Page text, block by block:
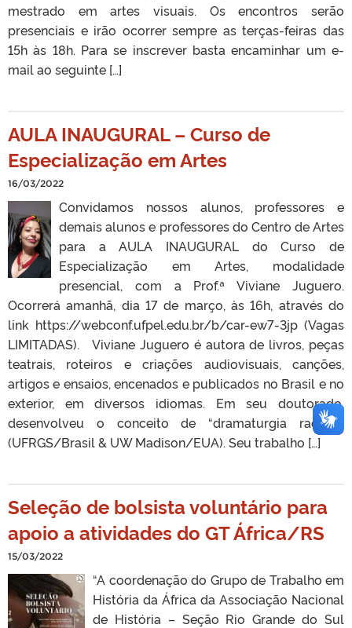
mestrado em artes visuais. Os encontros serão
presenciais e irão ocorrer sempre as terças-feiras das
15h às 18h. Para se inscrever basta encaminhar um e-
mail ao seguinte […]
AULA INAUGURAL – Curso de
Especialização em Artes
16/03/2022
Convidamos nossos alunos, professores e
demais alunos e professores do Centro de Artes
para a AULA INAUGURAL do Curso de
Especialização em Artes, modalidade
presencial, com a Prof.ª Viviane Juguero.
Ocorrerá amanhã, dia 17 de março, às 16h, através do
link https://webconf.ufpel.edu.br/b/car-ew7-3jp (Vagas
LIMITADAS). Viviane Juguero é autora de livros, peças
teatrais, roteiros e criações audiovisuais, canções,
artigos e ensaios, encenados e publicados no Brasil e no
exterior, em diversos idiomas. Em seu doutorado,
desenvolveu o conceito de “dramaturgia radical”
(UFRGS/Brasil & UW Madison/EUA). Seu trabalho […]
Seleção de bolsista voluntário para
apoio a atividades do GT África/RS
15/03/2022
“A coordenação do Grupo de Trabalho em
História da África da Associação Nacional
de História – Seção Rio Grande do Sul